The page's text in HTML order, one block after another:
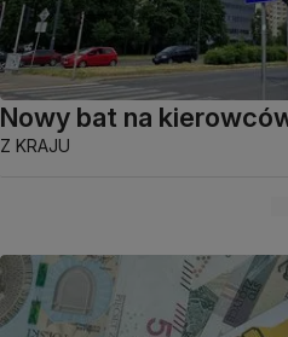
Nowy bat na
Z KRAJU